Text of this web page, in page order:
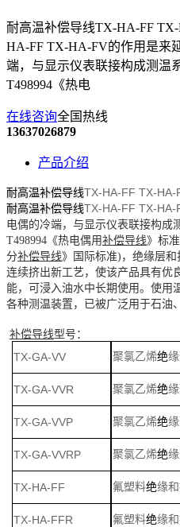
耐高温补偿导线TX-HA-FF
HA-FF TX-HA-FV的作用是来
端，与显示仪表联接构成测温
T498994《热电
在线咨询全国热线
13637026879
产品介绍
耐高温补偿导线TX-HA-FF TX-HA-
耐高温补偿导线TX-HA-FF TX-HA-
电偶的冷端，与显示仪表联接构成
T498994《热电偶用补偿导线》标准
分补偿导线》国际标准)， 绝缘层和
连续挤出新工艺，使该产品具有优
能，可浸入油水中长期使用。使用
各种测温装置，已被广泛用于石油
补偿导线型号：
TX-GA-VV 聚氯乙烯绝
TX-GA-VVR 聚氯乙烯绝
TX-GA-VVP 聚氯乙烯绝
TX-GA-VVRP 聚氯乙烯绝
TX-HA-FF 氟塑料绝缘
TX-HA-FFR 氟塑料绝缘